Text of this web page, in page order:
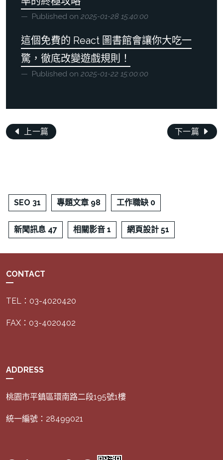
Published on 2025-01-28 15:40:00
這個免費的 React 圖書館會讓你大吃一
驚，徹底改變遊戲規則！
Published on 2025-01-22 15:00:00
上一篇 下一篇
SEO 31 專題文章 98 工作職缺 0
新聞訊息 47 相關影音 1 網頁設計 51
CONTACT
TEL：03-4020420
FAX：03-4020402
ADDRESS
桃園市平鎮區環南路二段195號1樓
統一編號：28499021